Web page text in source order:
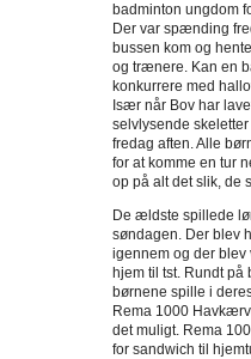
badminton ungdom
Der var spænding
bussen kom og
og trænere. Kan en
konkurrere med
Især når Bov har
selvlysende
fredag aften. Alle
for at komme en tur
op på alt det slik, de
De ældste spillede
søndagen. Der blev
igennem og der blev
hjem til tst. Rundt på
børnene spille i
Rema 1000
det muligt. Rema
for sandwich til